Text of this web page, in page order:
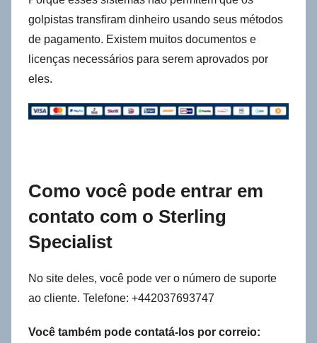
golpistas transfiram dinheiro usando seus métodos
de pagamento. Existem muitos documentos e
licenças necessários para serem aprovados por
eles.
Como você pode entrar em
contato com o Sterling
Specialist
No site deles, você pode ver o número de suporte
ao cliente. Telefone: +442037693747
Você também pode contatá-los por correio: